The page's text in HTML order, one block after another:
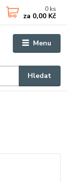
Menu
Hledat
0 ks
za 0,00 Kč